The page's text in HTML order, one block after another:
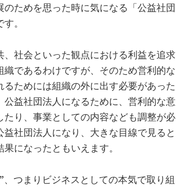
ためを思った時に気になる「公益社団
。
社会といった観点における利益を追求
であるわけですが、そのため営利的な
ためには組織の外に出す必要があった
益社団法人になるために、営利的な意
り、事業としての内容なども調整が必
社団法人になり、大きな目線で見ると
になったともいえます。
つまりビジネスとしての本気で取り組